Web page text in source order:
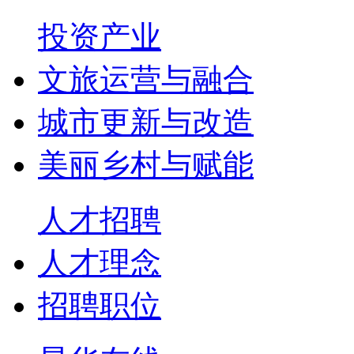
投资产业
文旅运营与融合
城市更新与改造
美丽乡村与赋能
人才招聘
人才理念
招聘职位